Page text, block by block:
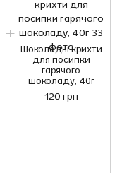
Шоколадні крихти
для посипки
гарячого
шоколаду, 40г
120 грн